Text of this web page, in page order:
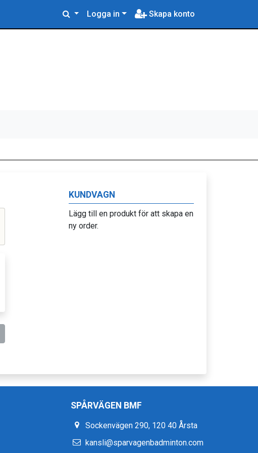
Logga in Skapa konto
KUNDVAGN
Lägg till en produkt för att skapa en
ny order.
SPÅRVÄGEN BMF
Sockenvägen 290, 120 40 Årsta
kansli@sparvagenbadminton.com